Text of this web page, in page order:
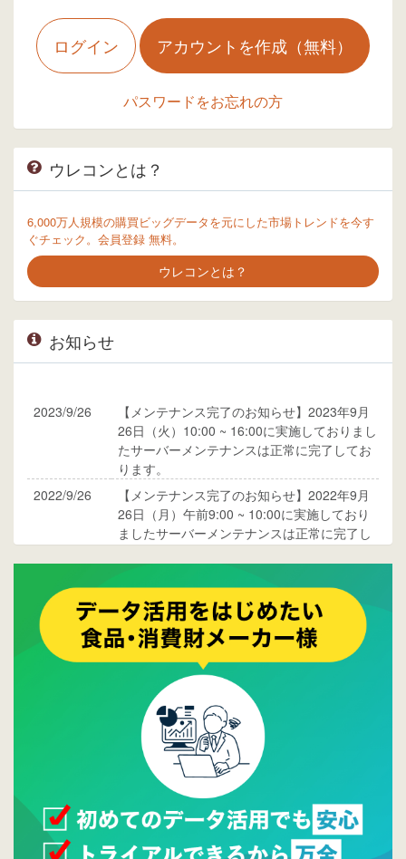
ログイン アカウントを作成（無料）
パスワードをお忘れの方
ウレコンとは？
6,000万人規模の購買ビッグデータを元にした市場トレンドを今す
ぐチェック。会員登録 無料。
ウレコンとは？
お知らせ
2023/9/26
【メンテナンス完了のお知らせ】2023年9月
26日（火）10:00 ~ 16:00に実施しておりまし
たサーバーメンテナンスは正常に完了してお
ります。
2022/9/26
【メンテナンス完了のお知らせ】2022年9月
26日（月）午前9:00 ~ 10:00に実施しており
ましたサーバーメンテナンスは正常に完了し
ご覧ください。
2015/10/19
ウレコンのサイト機能を大幅バージョンアッ
プ。詳細はこちら。⇒告知ページへ
2015/09/28
ウレコンが機能拡充し、サイトリニューアル
しました。⇒
ウレコンFacebook
Facebookページを開設しました。詳細は
ら。
ウレコンサイトリリースしました。